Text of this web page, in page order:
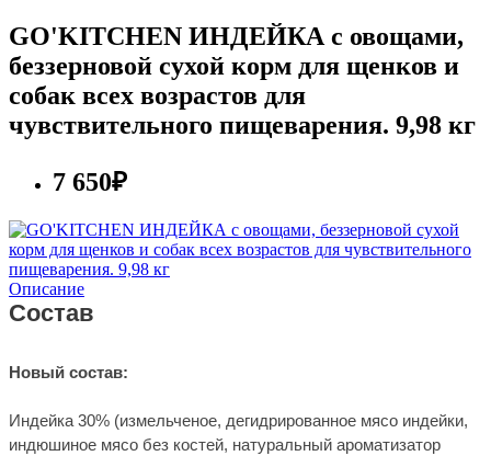
GO'KITCHEN ИНДЕЙКА с овощами,
беззерновой сухой корм для щенков и
собак всех возрастов для
чувствительного пищеварения. 9,98 кг
7 650₽
Описание
Состав
Новый состав:
Индейка 30% (измельченое, дегидрированное мясо индейки,
индюшиное мясо без костей, натуральный ароматизатор